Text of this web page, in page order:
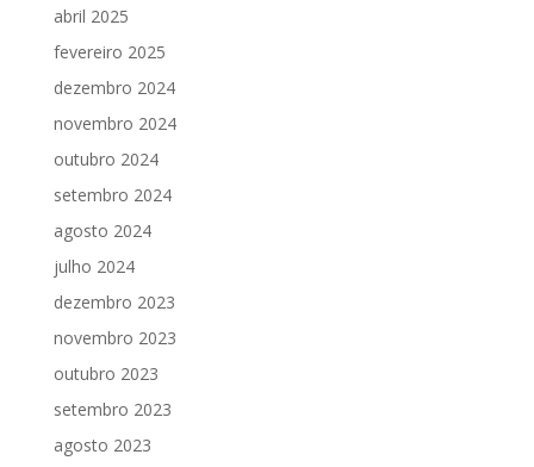
abril 2025
fevereiro 2025
dezembro 2024
novembro 2024
outubro 2024
setembro 2024
agosto 2024
julho 2024
dezembro 2023
novembro 2023
outubro 2023
setembro 2023
agosto 2023